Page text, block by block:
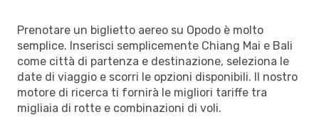
Prenotare un biglietto aereo su Opodo è molto
semplice. Inserisci semplicemente Chiang Mai e Bali
come città di partenza e destinazione, seleziona le
date di viaggio e scorri le opzioni disponibili. Il nostro
motore di ricerca ti fornirà le migliori tariffe tra
migliaia di rotte e combinazioni di voli.